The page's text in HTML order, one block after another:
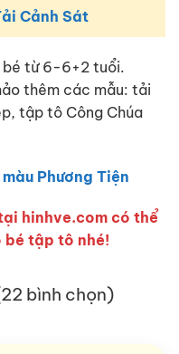
Cảnh Sát
bé từ 6-6+2 tuổi.
thêm các mẫu: tải
tập tô Công Chúa
Phương Tiện
hinhve.com có thể
tập tô nhé!
bình chọn)